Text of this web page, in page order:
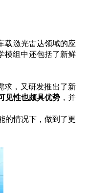
载激光雷达领域的应
模组中还包括了新鲜
求，又研发推出了新
见性也颇具优势 ，并
的情况下，做到了更